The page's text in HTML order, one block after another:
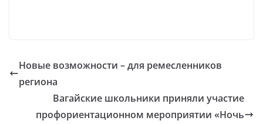
Новые возможности – для ремесленников
региона
Вагайские школьники приняли участие
профориентационном мероприятии «Ночь